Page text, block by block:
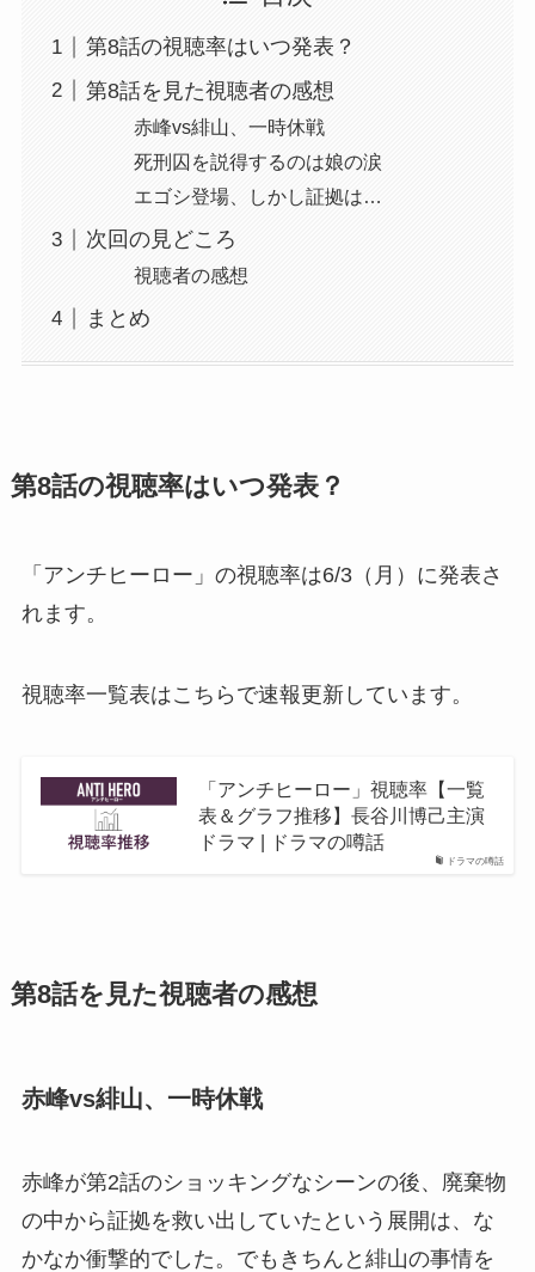
第8話の視聴率はいつ発表？
第8話を見た視聴者の感想
赤峰vs緋山、一時休戦
死刑囚を説得するのは娘の涙
エゴシ登場、しかし証拠は…
次回の見どころ
視聴者の感想
まとめ
第8話の視聴率はいつ発表？
「アンチヒーロー」の視聴率は6/3（月）に発表さ
れます。
視聴率一覧表はこちらで速報更新しています。
ドラマの噂話
「アンチヒーロー」視聴率【一覧
表＆グラフ推移】長谷川博己主演
ドラマ | ドラマの噂話
第8話を見た視聴者の感想
赤峰vs緋山、一時休戦
赤峰が第2話のショッキングなシーンの後、廃棄物
の中から証拠を救い出していたという展開は、な
かなか衝撃的でした。でもきちんと緋山の事情を